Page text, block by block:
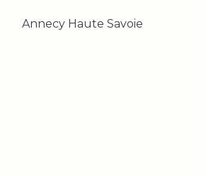
Annecy Haute Savoie